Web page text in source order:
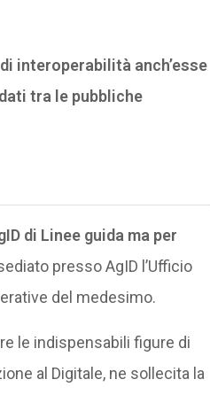
interoperabilità anch’esse
tra le pubbliche
di Linee guida ma per
presso AgID l’Ufficio
del medesimo.
le indispensabili figure di
al Digitale, ne sollecita la